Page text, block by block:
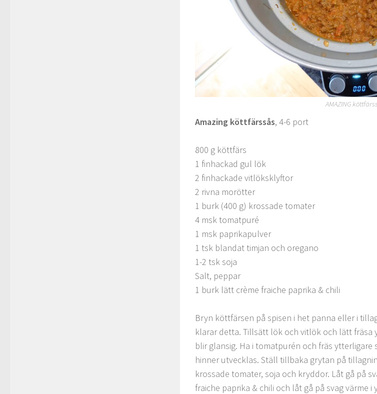
AMAZING
Amazing köttfärssås, 4-6 port
800 g köttfärs
1 finhackad gul lök
2 finhackade vitlöksklyftor
2 rivna morötter
1 burk (400 g) krossade tomater
4 msk tomatpuré
1 msk paprikapulver
1 tsk blandat timjan och oregano
1-2 tsk soja
Salt, peppar
1 burk lätt crème fraiche paprika & chili
Bryn köttfärsen på spisen i het panna eller i
klarar detta. Tillsätt lök och vitlök och lätt
blir glansig. Ha i tomatpurén och fräs
hinner utvecklas. Ställ tillbaka grytan på
krossade tomater, soja och kryddor. Låt gå på
fraiche paprika & chili och låt gå på svag värme i